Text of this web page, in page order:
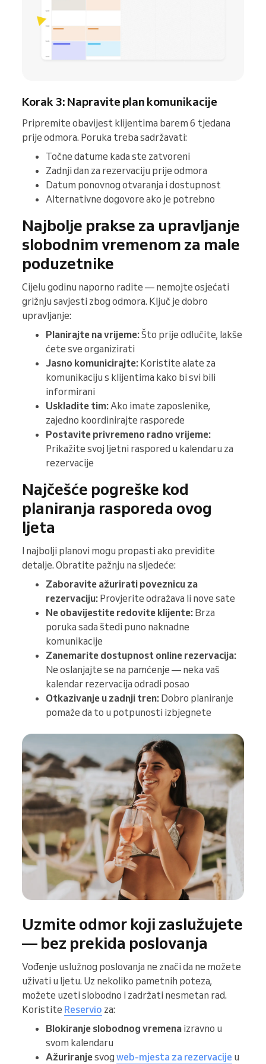
Korak 3: Napravite plan komunikacije
Pripremite obavijest klijentima barem 6 tjedana
prije odmora. Poruka treba sadržavati:
Točne datume kada ste zatvoreni
Zadnji dan za rezervaciju prije odmora
Datum ponovnog otvaranja i dostupnost
Alternativne dogovore ako je potrebno
Najbolje prakse za upravljanje
slobodnim vremenom za male
poduzetnike
Cijelu godinu naporno radite — nemojte osjećati
grižnju savjesti zbog odmora. Ključ je dobro
upravljanje:
Planirajte na vrijeme:Što prije odlučite, lakše
ćete sve organizirati
Jasno komunicirajte: Koristite alate za
komunikaciju s klijentima kako bi svi bili
informirani
Uskladite tim: Ako imate zaposlenike,
zajedno koordinirajte rasporede
Postavite privremeno radno vrijeme:
Prikažite svoj ljetni raspored u kalendaru za
rezervacije
Najčešće pogreške kod
planiranja rasporeda ovog
ljeta
I najbolji planovi mogu propasti ako previdite
detalje. Obratite pažnju na sljedeće:
Zaboravite ažurirati poveznicu za
rezervaciju: Provjerite odražava li nove sate
Ne obavijestite redovite klijente: Brza
poruka sada štedi puno naknadne
komunikacije
Zanemarite dostupnost online rezervacija:
Ne oslanjajte se na pamćenje — neka vaš
kalendar rezervacija odradi posao
Otkazivanje u zadnji tren: Dobro planiranje
pomaže da to u potpunosti izbjegnete
Uzmite odmor koji zaslužujete
— bez prekida poslovanja
Vođenje uslužnog poslovanja ne znači da ne možete
uživati u ljetu. Uz nekoliko pametnih poteza,
možete uzeti slobodno i zadržati nesmetan rad.
Koristite Reservio za:
Blokiranje slobodnog vremena izravno u
svom kalendaru
Ažuriranjesvog web-mjesta za rezervacije u